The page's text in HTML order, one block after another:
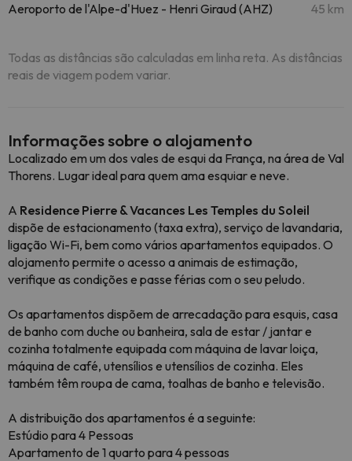
Aeroporto de l'Alpe-d'Huez - Henri Giraud (AHZ) 45 km
Todas as distâncias são calculadas em linha reta. As distâncias
reais de viagem podem variar.
Informações sobre o alojamento
Localizado em um dos vales de esqui da França, na área de Val
Thorens. Lugar ideal para quem ama esquiar e neve.
A Residence Pierre & Vacances Les Temples du Soleil
dispõe de estacionamento (taxa extra), serviço de lavandaria,
ligação Wi-Fi, bem como vários apartamentos equipados. O
alojamento permite o acesso a animais de estimação,
verifique as condições e passe férias com o seu peludo.
Os apartamentos dispõem de arrecadação para esquis, casa
de banho com duche ou banheira, sala de estar / jantar e
cozinha totalmente equipada com máquina de lavar loiça,
máquina de café, utensílios e utensílios de cozinha. Eles
também têm roupa de cama, toalhas de banho e televisão.
A distribuição dos apartamentos é a seguinte:
Estúdio para 4 Pessoas
Apartamento de 1 quarto para 4 pessoas